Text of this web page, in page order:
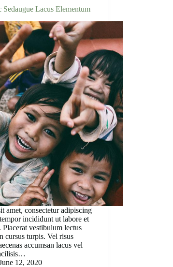
Lacus Elementum
amet, consectetur adipiscing
incididunt ut labore et
vestibulum lectus
cursus turpis. Vel risus
accumsan lacus vel
12, 2020